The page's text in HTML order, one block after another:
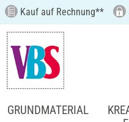
Kauf auf Rechnung**
GRUNDMATERIAL